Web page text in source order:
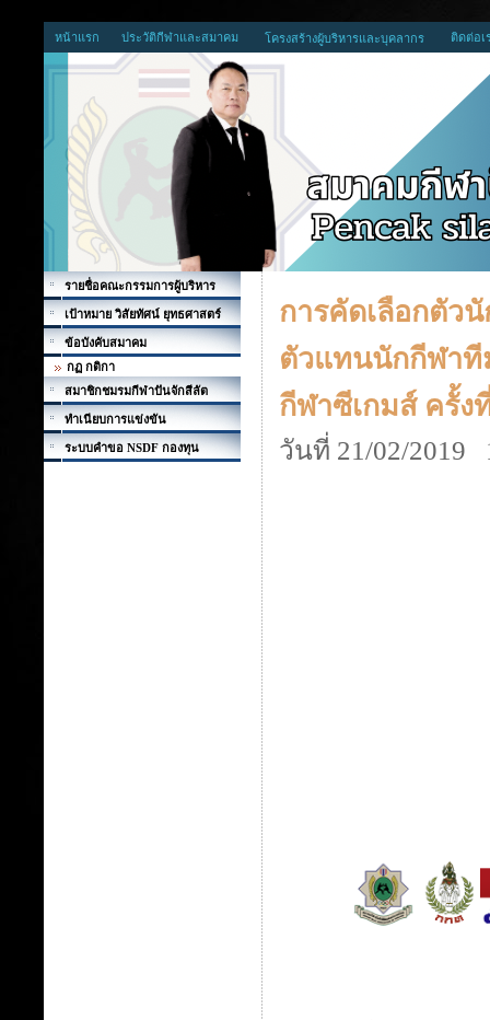
หน้าแรก ประวัติกีฬาและสมาคม โครงสร้างผู้บริหารและบุคลากร ติดต่อเ
รายชื่อคณะกรรมการผู้บริหาร
เป้าหมาย วิสัยทัศน์ ยุทธศาสตร์
ข้อบังคับสมาคม
กฏ กติกา
สมาชิกชมรมกีฬาปันจักสีลัต
ทำเนียบการแข่งขัน
ระบบคำขอ NSDF กองทุน
การคัดเลือกตัว
ตัวแทนนักกีฬาที
กีฬาซีเกมส์ ครั้
วันที่ 21/02/2019